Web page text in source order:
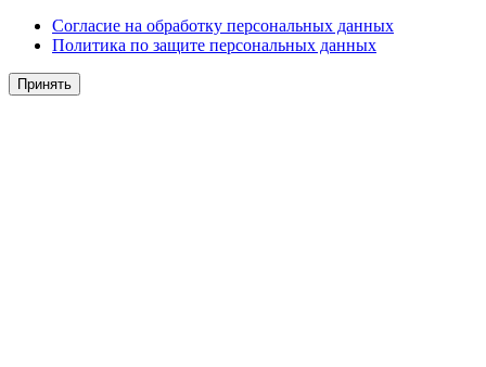
Согласие на обработку персональных данных
Политика по защите персональных данных
Принять